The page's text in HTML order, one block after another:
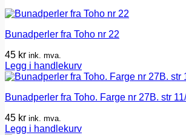
Bunadperler fra Toho nr 22
45 kr ink. mva.
Legg i handlekurv
Bunadperler fra Toho. Farge nr 27B. str
45 kr ink. mva.
Legg i handlekurv